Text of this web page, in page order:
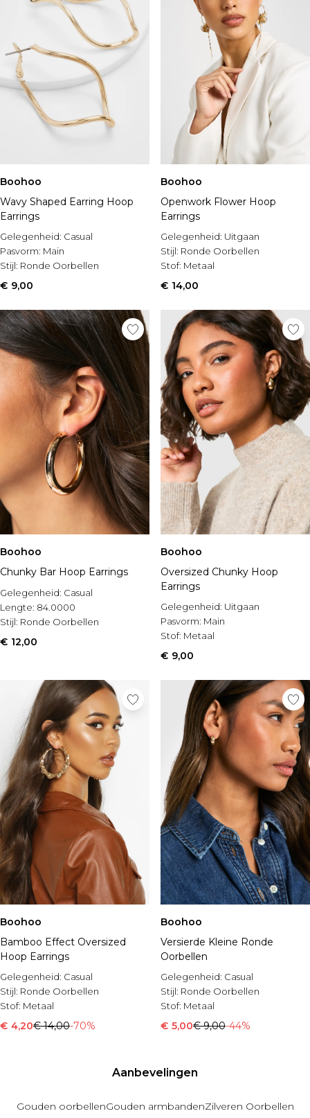
Boohoo
Wavy Shaped Earring Hoop
Earrings
Gelegenheid: Casual
Pasvorm: Main
Stijl: Ronde Oorbellen
€ 9,00
Boohoo
Openwork Flower Hoop
Earrings
Gelegenheid: Uitgaan
Stijl: Ronde Oorbellen
Stof: Metaal
€ 14,00
Boohoo
Chunky Bar Hoop Earrings
Gelegenheid: Casual
Lengte: 84.0000
Stijl: Ronde Oorbellen
€ 12,00
Boohoo
Oversized Chunky Hoop
Earrings
Gelegenheid: Uitgaan
Pasvorm: Main
Stof: Metaal
€ 9,00
Boohoo
Bamboo Effect Oversized
Hoop Earrings
Gelegenheid: Casual
Stijl: Ronde Oorbellen
Stof: Metaal
€ 4,20€ 14,00-70%
Boohoo
Versierde Kleine Ronde
Oorbellen
Gelegenheid: Casual
Stijl: Ronde Oorbellen
Stof: Metaal
€ 5,00€ 9,00-44%
Aanbevelingen
Gouden oorbellenGouden armbandenZilveren Oorbellen